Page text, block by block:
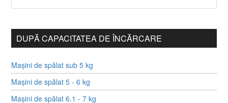
DUPĂ CAPACITATEA DE ÎNCĂRCARE
Mașini de spălat sub 5 kg
Mașini de spălat 5 - 6 kg
Mașini de spălat 6.1 - 7 kg